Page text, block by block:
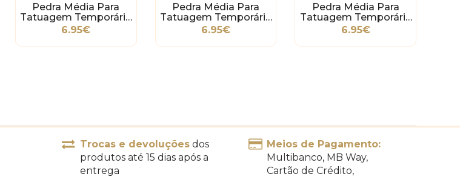
Pedra Média Para
Tatuagem Temporária
- Unicórnio Elegante
6.95€
Pedra Média Para
Tatuagem Temporária
- Dragão
6.95€
Pedra Média Para
Tatuagem Temporária
- Flor Tribal
6.95€
Trocas e devoluções dos
produtos até 15 dias após a
entrega
Meios de Pagamento:
Multibanco, MB Way,
Cartão de Crédito,